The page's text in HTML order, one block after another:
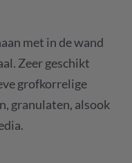
met in de wand
Zeer geschikt
grofkorrelige
granulaten, alsook